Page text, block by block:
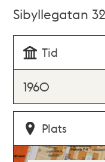
Sibyllegatan
Tid
1960
Plats